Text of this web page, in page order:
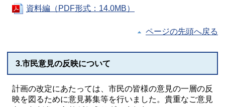
資料編（PDF形式：14.0MB）
ページの先頭へ戻る
3.市民意見の反映について
計画の改定にあたっては、市民の皆様の意見の一層の反
映を図るために意見募集等を行いました。貴重なご意見